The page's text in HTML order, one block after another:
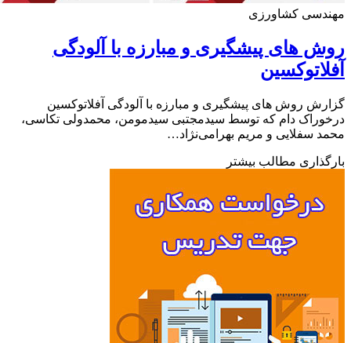
کشاورزی
های پیشگیری و مبارزه با آلودگی
روش های پیشگیری و مبارزه با آلودگی آفلاتوکسین
دام که توسط سیدمجتبی سیدمومن، محمدولی تکاسی،
سفلایی و مریم بهرامی‌نژاد…
مطالب بیشتر